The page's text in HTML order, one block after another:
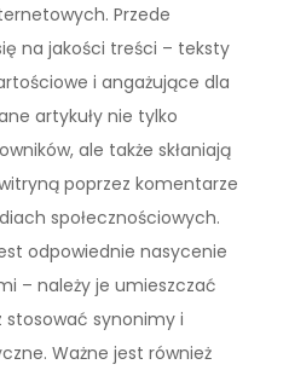
Przede
na jakości treści – teksty
i angażujące dla
artykuły nie tylko
ale także skłaniają
poprzez komentarze
społecznościowych.
odpowiednie nasycenie
– należy je umieszczać
synonimy i
Ważne jest również